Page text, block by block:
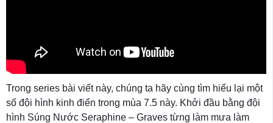
Trong series bài viết này, chúng ta hãy cùng tìm hiểu lại một
số đội hình kinh điển trong mùa 7.5 này. Khởi đầu bằng đội
hình Súng Nước Seraphine – Graves từng làm mưa làm